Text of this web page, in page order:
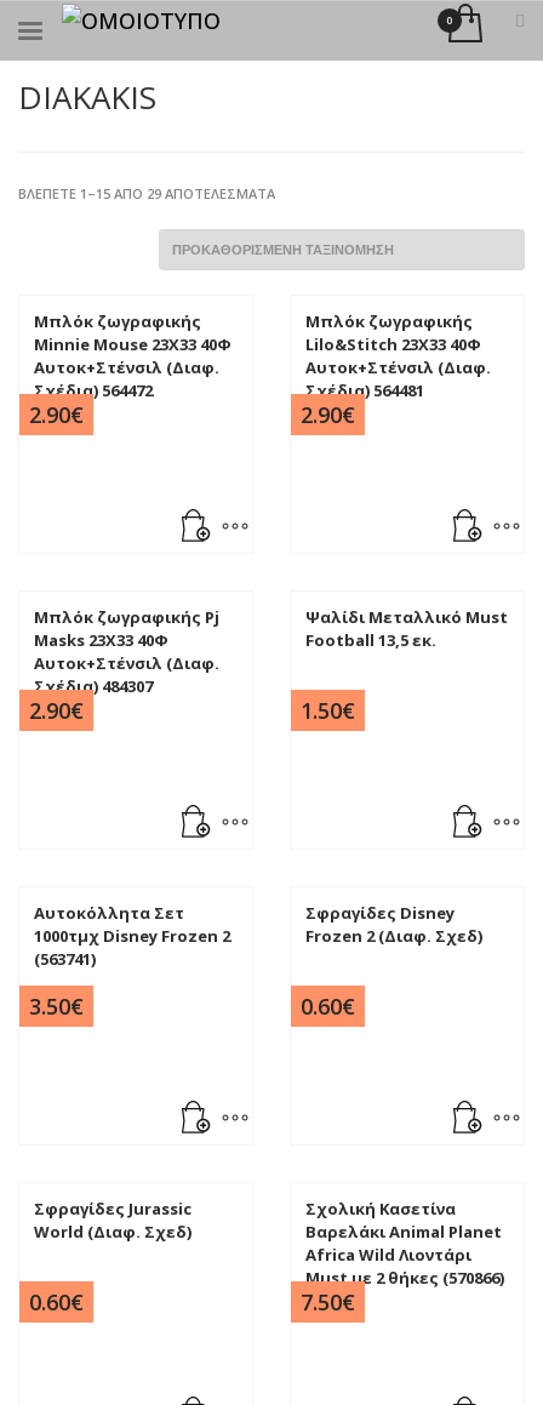
ΑΝΑΖΉΤΗΣΗ
DIAKAKIS
ΒΛΈΠΕΤΕ 1–15 ΑΠΌ 29 ΑΠΟΤΕΛΈΣΜΑΤΑ
Μπλόκ ζωγραφικής
Minnie Mouse 23X33 40Φ
Αυτοκ+Στένσιλ (Διαφ.
Σχέδια) 564472
2.90€
Μπλόκ ζωγραφικής
Lilo&Stitch 23X33 40Φ
Αυτοκ+Στένσιλ (Διαφ.
Σχέδια) 564481
2.90€
Μπλόκ ζωγραφικής Pj
Masks 23X33 40Φ
Αυτοκ+Στένσιλ (Διαφ.
Σχέδια) 484307
2.90€
Ψαλίδι Μεταλλικό Must
Football 13,5 εκ.
1.50€
Αυτοκόλλητα Σετ
1000τμχ Disney Frozen 2
(563741)
3.50€
Σφραγίδες Disney
Frozen 2 (Διαφ. Σχεδ)
0.60€
Σφραγίδες Jurassic
World (Διαφ. Σχεδ)
0.60€
Σχολική Κασετίνα
Βαρελάκι Animal Planet
Africa Wild Λιοντάρι
Must με 2 θήκες (570866)
7.50€